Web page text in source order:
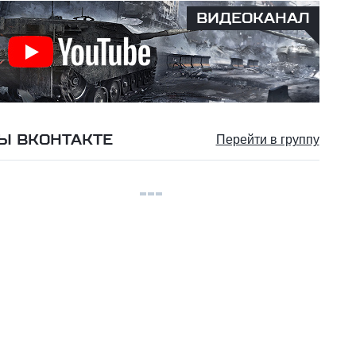
ВИДЕОКАНАЛ
ВКОНТАКТЕ Перейти в группу